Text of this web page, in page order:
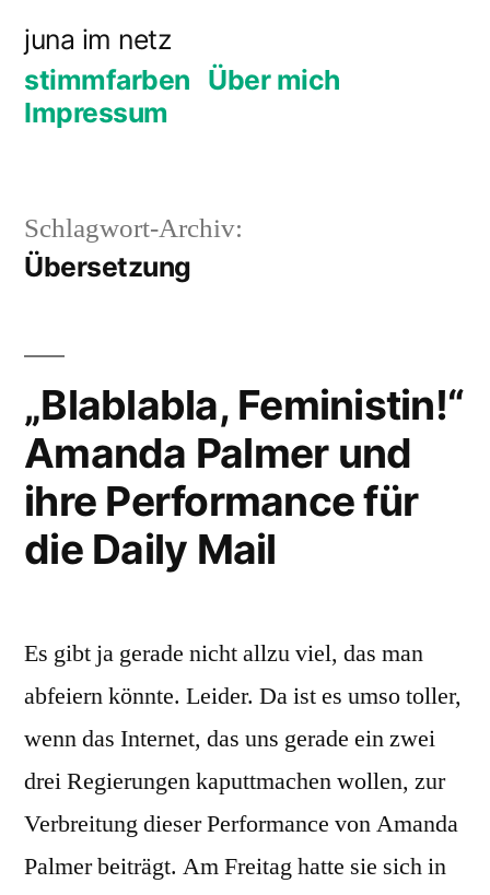
Inhalt
springen
juna im netz
stimmfarben Über mich
Impressum
Schlagwort-Archiv:
Übersetzung
„Blablabla, Feministin!“
Amanda Palmer und
ihre Performance für
die Daily Mail
Es gibt ja gerade nicht allzu viel, das man
abfeiern könnte. Leider. Da ist es umso toller,
wenn das Internet, das uns gerade ein zwei
drei Regierungen kaputtmachen wollen, zur
Verbreitung dieser Performance von Amanda
Palmer beiträgt. Am Freitag hatte sie sich in